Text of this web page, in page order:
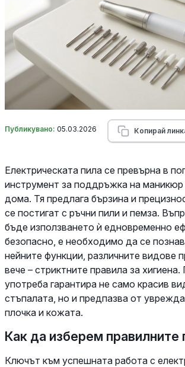
Публикувано: 05.03.2026 Копирай
Електрическата пила се превърна в
инструмент за поддръжка на
дома. Тя предлага бързина и
се постигат с ръчни пили и пемза.
бъде използването ѝ едновременно
безопасно, е необходимо да се
нейните функции, различните видове
вече – стриктните правила за
употреба гарантира не само красив
стъпалата, но и предпазва от
плочка и кожата.
Как да изберем правилните
Ключът към успешната работа с